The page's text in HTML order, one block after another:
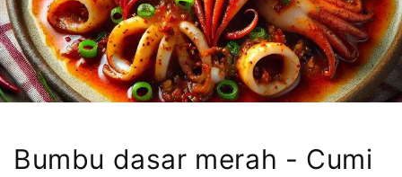
Bumbu dasar merah - Cumi